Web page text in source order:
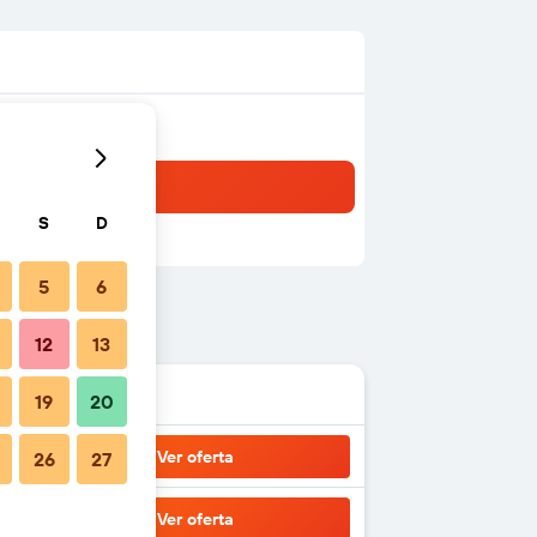
Ver oferta
Ver oferta
S D
5 6
12 13
19 20
26 27